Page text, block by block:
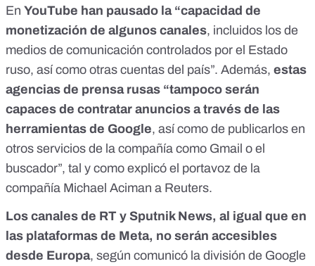
En YouTube han pausado la “capacidad de
monetización de algunos canales, incluidos los de
medios de comunicación controlados por el Estado
ruso, así como otras cuentas del país”. Además, estas
agencias de prensa rusas “tampoco serán
capaces de contratar anuncios a través de las
herramientas de Google, así como de publicarlos en
otros servicios de la compañía como Gmail o el
buscador”, tal y como explicó el portavoz de la
compañía Michael Aciman a Reuters.
Los canales de RT y Sputnik News, al igual que en
las plataformas de Meta, no serán accesibles
desde Europa, según comunicó la división de Google